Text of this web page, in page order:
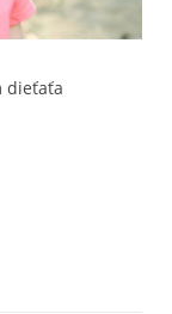
dieťaťa